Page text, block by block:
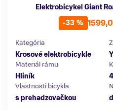
Elektrobicykel Giant
-33 %
Kategória
Krosové elektrobicykle
Materiál rámu
Hliník
Vlastnosti bicykla
s prehadzovačkou